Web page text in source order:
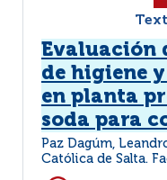
Evaluación
de higiene
en planta
soda para
Paz Dagúm,
Católica de Salta.